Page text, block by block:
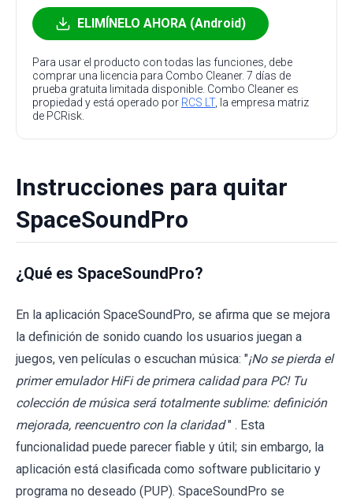
ELIMÍNELO AHORA (Android)
Para usar el producto con todas las funciones, debe
comprar una licencia para Combo Cleaner. 7 días de
prueba gratuita limitada disponible. Combo Cleaner es
propiedad y está operado por RCS LT, la empresa matriz
de PCRisk.
Instrucciones para quitar
SpaceSoundPro
¿Qué es SpaceSoundPro?
En la aplicación SpaceSoundPro, se afirma que se mejora
la definición de sonido cuando los usuarios juegan a
juegos, ven películas o escuchan música: "¡No se pierda el
primer emulador HiFi de primera calidad para PC! Tu
colección de música será totalmente sublime: definición
mejorada, reencuentro con la claridad " . Esta
funcionalidad puede parecer fiable y útil; sin embargo, la
aplicación está clasificada como software publicitario y
programa no deseado (PUP). SpaceSoundPro se